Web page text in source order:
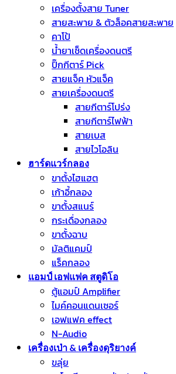
เครื่องตั้งสาย Tuner
สายสะพาย & ตัวล็อคสายสะพาย
คาโป้
น้ำยาเช็ดเครื่องดนตรี
ปิ๊กกีตาร์ Pick
สายแจ็ค หัวแจ็ค
สายเครื่องดนตรี
สายกีตาร์โปร่ง
สายกีตาร์ไฟฟ้า
สายเบส
สายไวโอลิน
ฮาร์ดแวร์กลอง
ขาตั้งไฮแฮต
เก้าอี้กลอง
ขาตั้งสแนร์
กระเดื่องกลอง
ขาตั้งฉาบ
มัลติแคมป์
แร็คกลอง
แอมป์ เอฟแฟค สตูดิโอ
ตู้แอมป์ Amplifier
ไมค์คอนแดนเซอร์
เอฟแฟค effect
N-Audio
เครื่องเป่า & เครื่องดุริยางค์
ขลุ่ย